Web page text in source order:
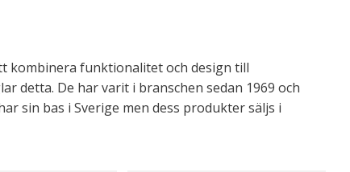
kombinera funktionalitet och design till
detta. De har varit i branschen sedan 1969 och
sin bas i Sverige men dess produkter säljs i